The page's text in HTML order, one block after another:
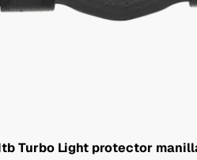
Turbo Light protector